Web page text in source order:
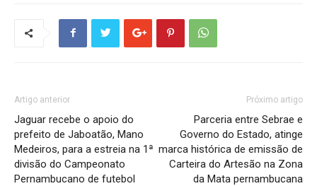
Artigo anterior
Jaguar recebe o apoio do
prefeito de Jaboatão, Mano
Medeiros, para a estreia na 1ª
divisão do Campeonato
Pernambucano de futebol
Próximo artigo
Parceria entre Sebrae e
Governo do Estado, atinge
marca histórica de emissão de
Carteira do Artesão na Zona
da Mata pernambucana